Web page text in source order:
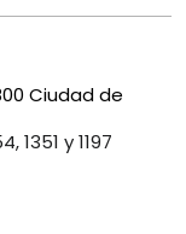
Ciudad de
1351 y 1197